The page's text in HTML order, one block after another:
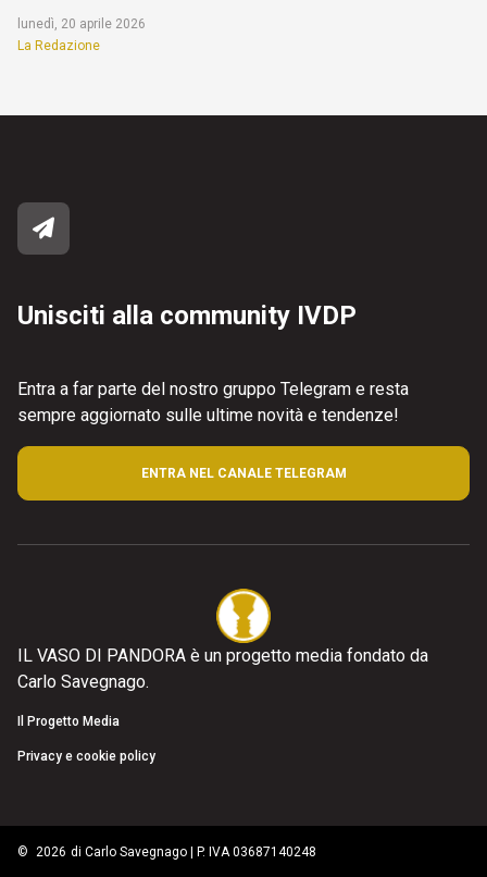
lunedì, 20 aprile 2026
La Redazione
Unisciti alla community IVDP
Entra a far parte del nostro gruppo Telegram e resta
sempre aggiornato sulle ultime novità e tendenze!
ENTRA NEL CANALE TELEGRAM
IL VASO DI PANDORA è un progetto media fondato da
Carlo Savegnago.
Il Progetto Media
Privacy e cookie policy
© 2026 di Carlo Savegnago | P. IVA 03687140248